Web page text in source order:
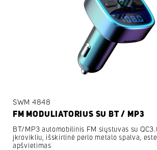
SWM 4848
FM MODULIATORIUS SU BT / MP3
BT/MP3 automobilinis FM siųstuvas su
įkrovikliu, išskirtinė perlo metalo spalva,
apšvietimas